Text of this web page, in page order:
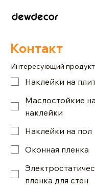
Контакт
Интересующий продукт
Наклейки на
Маслостойкие
наклейки
Наклейки на пол
Оконная пленка
пленка для стен